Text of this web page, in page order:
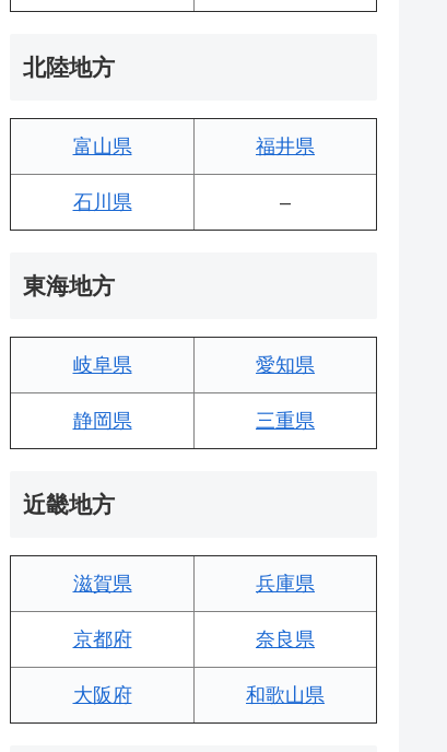
北陸地方
富山県 福井県
石川県 –
東海地方
岐阜県 愛知県
静岡県 三重県
近畿地方
滋賀県 兵庫県
京都府 奈良県
大阪府 和歌山県